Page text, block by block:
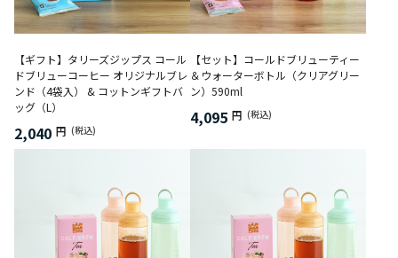
【ギフト】タリーズジップス コール
ドブリューコーヒー オリジナルブレ
ンド（4袋入） & コットンギフトバ
ッグ（L）
2,040 円 (税込)
【セット】コールドブリューティー
＆ウォーターボトル（クリアグリー
ン）590ml
4,095 円 (税込)